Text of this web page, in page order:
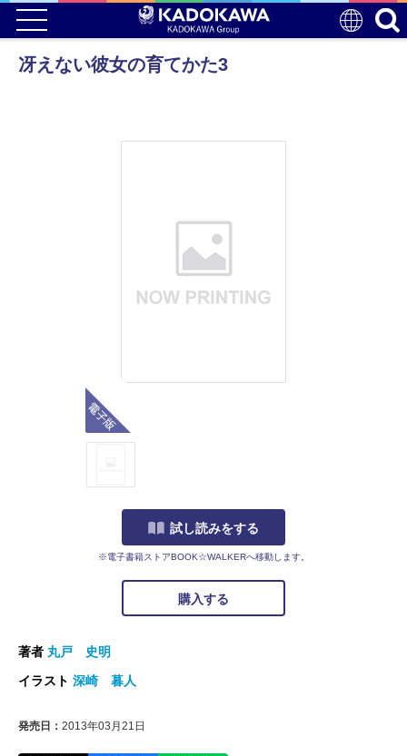
冴えない彼女の育てかた3
試し読みをする
※電子書籍ストアBOOK☆WALKERへ移動します。
購入する
著者 丸戸 史明
イラスト 深崎 暮人
発売日： 2013年03月21日